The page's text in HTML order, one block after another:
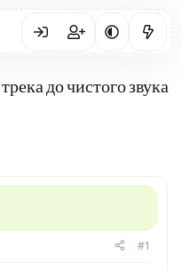
до чистого звука
#1